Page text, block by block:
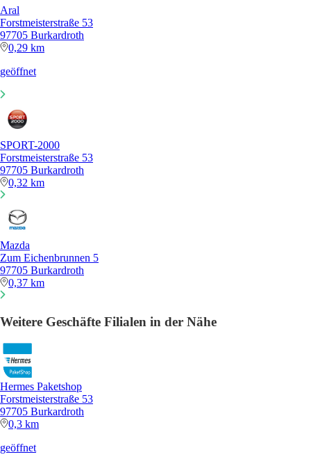
Aral
Forstmeisterstraße 53
97705 Burkardroth
0,29 km
geöffnet
SPORT-2000
Forstmeisterstraße 53
97705 Burkardroth
0,32 km
Mazda
Zum Eichenbrunnen 5
97705 Burkardroth
0,37 km
Weitere Geschäfte Filialen in der Nähe
Hermes Paketshop
Forstmeisterstraße 53
97705 Burkardroth
0,3 km
geöffnet